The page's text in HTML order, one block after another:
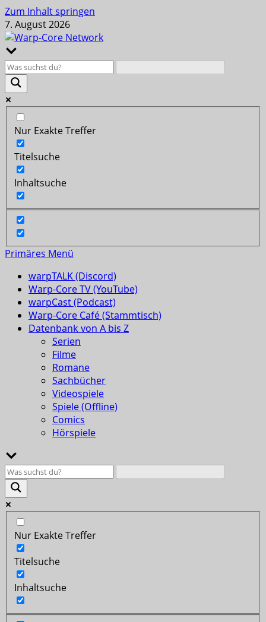
Zum Inhalt springen
7. August 2026
Nur Exakte Treffer
Titelsuche
Inhaltsuche
Primäres Menü
warpTALK (Discord)
Warp-Core TV (YouTube)
warpCast (Podcast)
Warp-Core Café (Stammtisch)
Datenbank von A bis Z
Serien
Filme
Romane
Sachbücher
Videospiele
Spiele (Offline)
Comics
Hörspiele
Nur Exakte Treffer
Titelsuche
Inhaltsuche